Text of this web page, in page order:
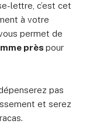
lettre, c’est cet
à votre
permet de
près pour
pas
et serez